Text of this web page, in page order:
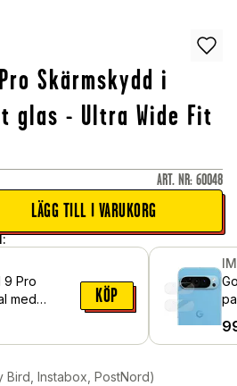
Skärmskydd i
glas - Ultra Wide Fit
ART. NR: 60048
LÄGG TILL I VARUKORG
9 Pro
med
KÖP
Bird, Instabox, PostNord)